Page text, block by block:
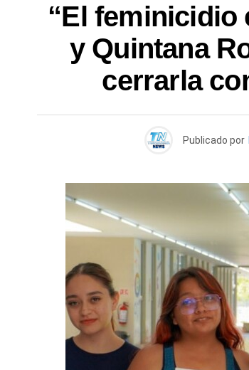
“El feminicidio
y Quintana
cerrarla
Publicado por